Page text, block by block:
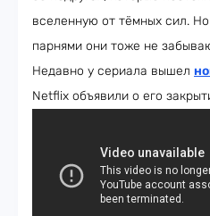
вселенную от тёмных сил.
парнями они тоже не
Недавно у сериала вышел
Netflix объявили о его